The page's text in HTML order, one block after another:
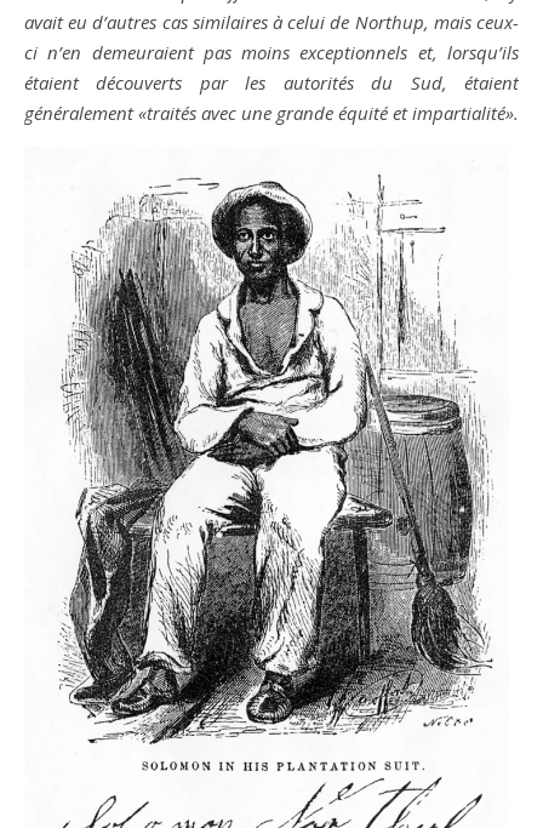
avait eu d’autres cas similaires à celui de Northup, mais ceux-
ci n’en demeuraient pas moins exceptionnels et, lorsqu’ils
étaient découverts par les autorités du Sud, étaient
généralement «traités avec une grande équité et impartialité».